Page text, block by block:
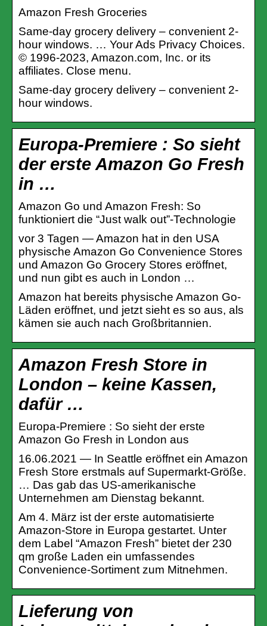
Amazon Fresh Groceries
Same-day grocery delivery – convenient 2-
hour windows. … Your Ads Privacy Choices.
© 1996-2023, Amazon.com, Inc. or its
affiliates. Close menu.
Same-day grocery delivery – convenient 2-
hour windows.
Europa-Premiere : So sieht
der erste Amazon Go Fresh
in …
Amazon Go und Amazon Fresh: So
funktioniert die “Just walk out”-Technologie
vor 3 Tagen — Amazon hat in den USA
physische Amazon Go Convenience Stores
und Amazon Go Grocery Stores eröffnet,
und nun gibt es auch in London …
Amazon hat bereits physische Amazon Go-
Läden eröffnet, und jetzt sieht es so aus, als
kämen sie auch nach Großbritannien.
Amazon Fresh Store in
London – keine Kassen,
dafür …
Europa-Premiere : So sieht der erste
Amazon Go Fresh in London aus
16.06.2021 — In Seattle eröffnet ein Amazon
Fresh Store erstmals auf Supermarkt-Größe.
… Das gab das US-amerikanische
Unternehmen am Dienstag bekannt.
Am 4. März ist der erste automatisierte
Amazon-Store in Europa gestartet. Unter
dem Label “Amazon Fresh” bietet der 230
qm große Laden ein umfassendes
Convenience-Sortiment zum Mitnehmen.
Lieferung von